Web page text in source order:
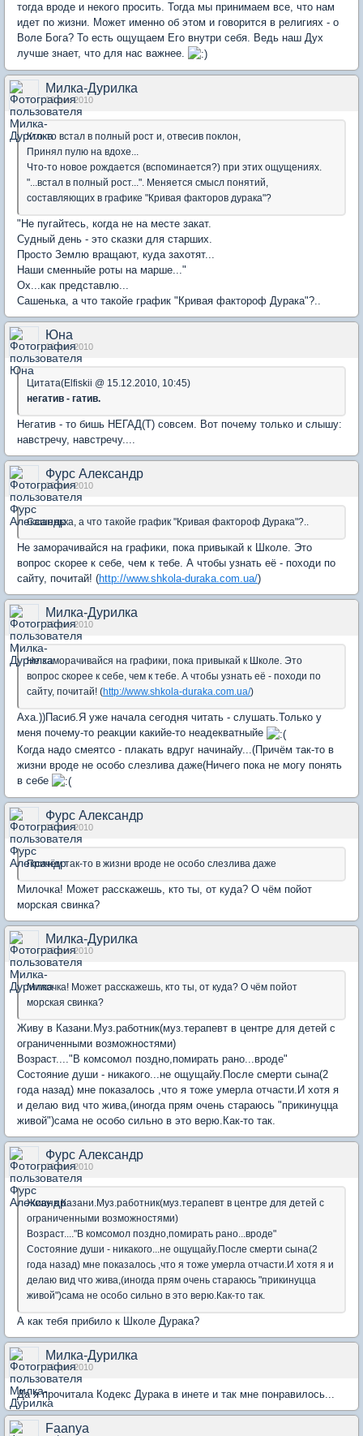
тогда вроде и некого просить. Тогда мы принимаем все, что нам
идет по жизни. Может именно об этом и говорится в религиях - о
Воле Бога? То есть ощущаем Его внутри себя. Ведь наш Дух
лучше знает, что для нас важнее.
Милка-Дурилка
19 дек 2010
Кто-то встал в полный рост и, отвесив поклон,
Принял пулю на вдохе...
Что-то новое рождается (вспоминается?) при этих ощущениях.
"...встал в полный рост...". Меняется смысл понятий,
составляющих в графике "Кривая факторов дурака"?
"Не пугайтесь, когда не на месте закат.
Судный день - это сказки для старших.
Просто Землю вращают, куда захотят...
Наши сменныйе роты на марше..."
Ох...как представлю...
Сашенька, а что такойе график "Кривая фактороф Дурака"?..
Юна
19 дек 2010
Цитата(Elfiskii @ 15.12.2010, 10:45)
негатив - гатив.
Негатив - то бишь НЕГАД(Т) совсем. Вот почему только и слышу:
навстречу, навстречу....
Фурс Александр
19 дек 2010
Сашенька, а что такойе график "Кривая фактороф Дурака"?..
Не заморачивайся на графики, пока привыкай к Школе. Это
вопрос скорее к себе, чем к тебе. А чтобы узнать её - походи по
сайту, почитай! (http://www.shkola-duraka.com.ua/)
Милка-Дурилка
19 дек 2010
Не заморачивайся на графики, пока привыкай к Школе. Это
вопрос скорее к себе, чем к тебе. А чтобы узнать её - походи по
сайту, почитай! (http://www.shkola-duraka.com.ua/)
Аха.))Пасиб.Я уже начала сегодня читать - слушать.Только у
меня почему-то реакции какийе-то неадекватныйе
Когда надо смеятсо - плакать вдруг начинайу...(Причём так-то в
жизни вроде не особо слезлива даже(Ничего пока не могу понять
в себе
Фурс Александр
19 дек 2010
Причём так-то в жизни вроде не особо слезлива даже
Милочка! Может расскажешь, кто ты, от куда? О чём пойот
морская свинка?
Милка-Дурилка
19 дек 2010
Милочка! Может расскажешь, кто ты, от куда? О чём пойот
морская свинка?
Живу в Казани.Муз.работник(муз.терапевт в центре для детей с
ограниченными возможностями)
Возраст...."В комсомол поздно,помирать рано...вроде"
Состояние души - никакого...не ощущайу.После смерти сына(2
года назад) мне показалось ,что я тоже умерла отчасти.И хотя я
и делаю вид что жива,(иногда прям очень стараюсь "прикинуцца
живой")сама не особо сильно в это верю.Как-то так.
Фурс Александр
19 дек 2010
Живу в Казани.Муз.работник(муз.терапевт в центре для детей с
ограниченными возможностями)
Возраст...."В комсомол поздно,помирать рано...вроде"
Состояние души - никакого...не ощущайу.После смерти сына(2
года назад) мне показалось ,что я тоже умерла отчасти.И хотя я и
делаю вид что жива,(иногда прям очень стараюсь "прикинуцца
живой")сама не особо сильно в это верю.Как-то так.
А как тебя прибило к Школе Дурака?
Милка-Дурилка
19 дек 2010
Да я прочитала Кодекс Дурака в инете и так мне понравилось...
Faanya